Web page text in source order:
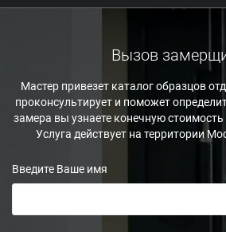
Вызов
Мастер привезет каталог образцов
проконсультирует и поможет
замера вы узнаете конечную
Услуга действует на территории
Введите Ваше имя